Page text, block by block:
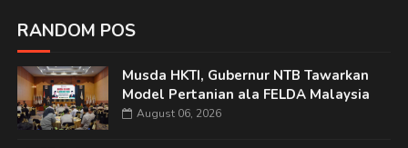
RANDOM POS
Musda HKTI, Gubernur NTB Tawarkan
Model Pertanian ala FELDA Malaysia
August 06, 2026